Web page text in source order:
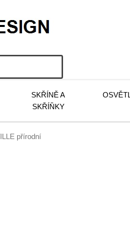
SKŘÍNĚ A
SKŘÍŇKY
přírodní